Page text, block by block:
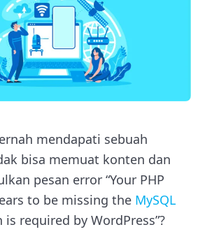
mendapati sebuah
bisa memuat konten dan
pesan error “Your PHP
to be missing the MySQL
required by WordPress”?